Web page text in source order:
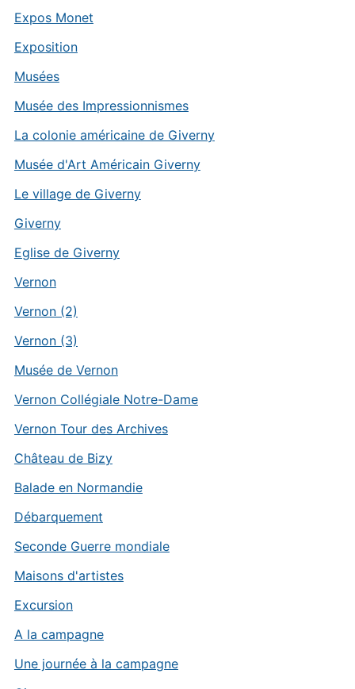
Expos Monet
Exposition
Musées
Musée des Impressionnismes
La colonie américaine de Giverny
Musée d'Art Américain Giverny
Le village de Giverny
Giverny
Eglise de Giverny
Vernon
Vernon (2)
Vernon (3)
Musée de Vernon
Vernon Collégiale Notre-Dame
Vernon Tour des Archives
Château de Bizy
Balade en Normandie
Débarquement
Seconde Guerre mondiale
Maisons d'artistes
Excursion
A la campagne
Une journée à la campagne